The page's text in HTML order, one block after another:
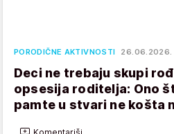
PORODIČNE AKTIVNOSTI 26.06.2026.
Deci ne trebaju skupi
opsesija roditelja: Ono
pamte u stvari ne košta